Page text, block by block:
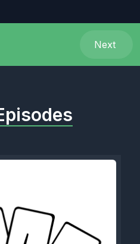
Next